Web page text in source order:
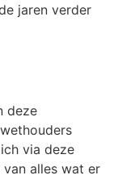
jaren verder
deze
via deze
alles wat er